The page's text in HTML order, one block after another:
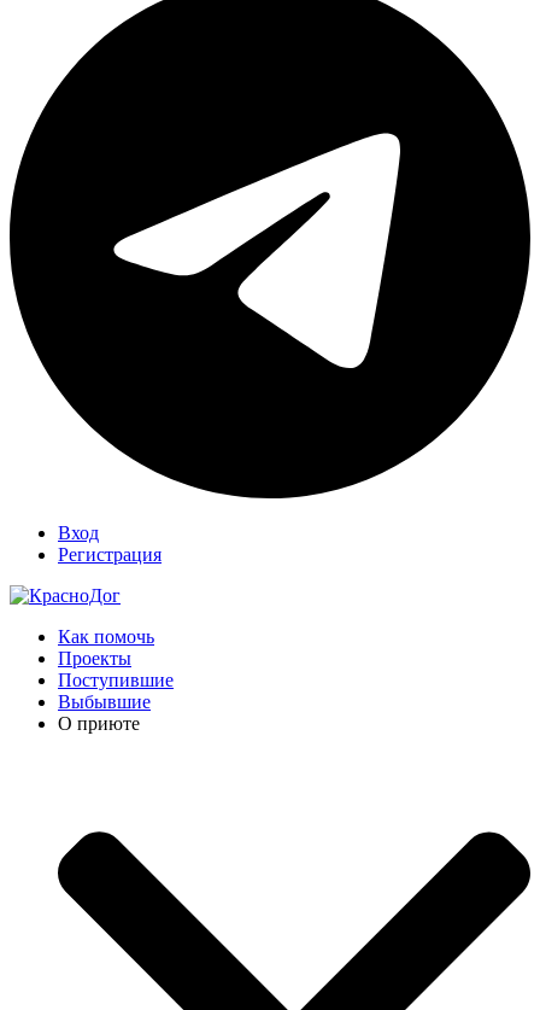
Вход
Регистрация
Как помочь
Проекты
Поступившие
Выбывшие
О приюте